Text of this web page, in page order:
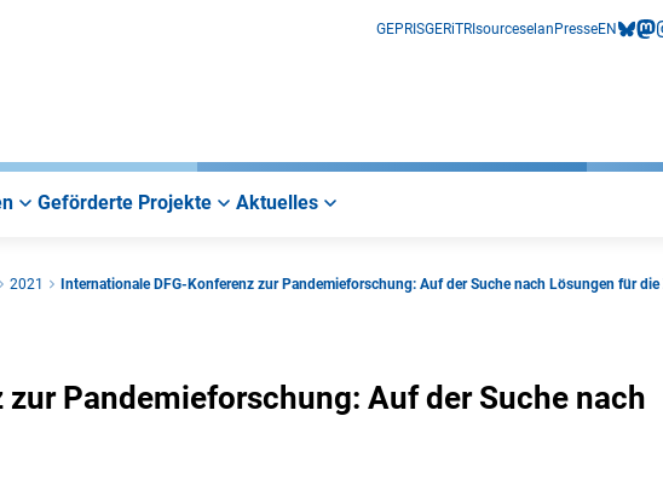
GEPRISGERiTRIsourceselan PresseEN
Geförderte Projekte Aktuelles
2021 Internationale DFG-Konferenz zur Pandemieforschung: Auf der Suche nach Lösungen für
Pandemieforschung: Auf der Suche nach